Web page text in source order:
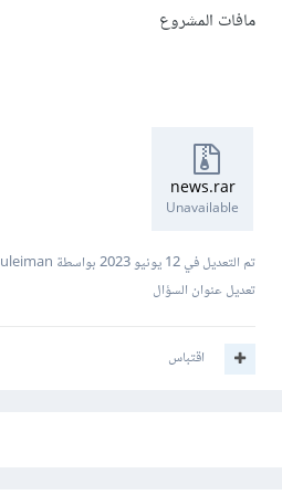
مافات المشروع
news.rar
Unavailable
تم التعديل في12 يونيو 2023
بواسطة Mustafa Suleiman
تعديل عنوان السؤال
اقتباس